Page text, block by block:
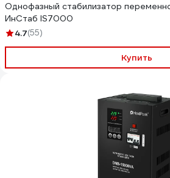
Однофазный стабилизатор переменного
ИнСтаб IS7000
4.7(55)
Купить